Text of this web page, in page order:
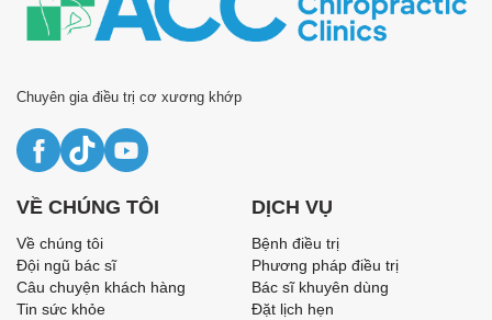
Chuyên gia điều trị cơ xương khớp
VỀ CHÚNG TÔI
Về chúng tôi
Đội ngũ bác sĩ
Câu chuyện khách hàng
Tin sức khỏe
DỊCH VỤ
Bệnh điều trị
Phương pháp điều trị
Bác sĩ khuyên dùng
Đặt lịch hẹn